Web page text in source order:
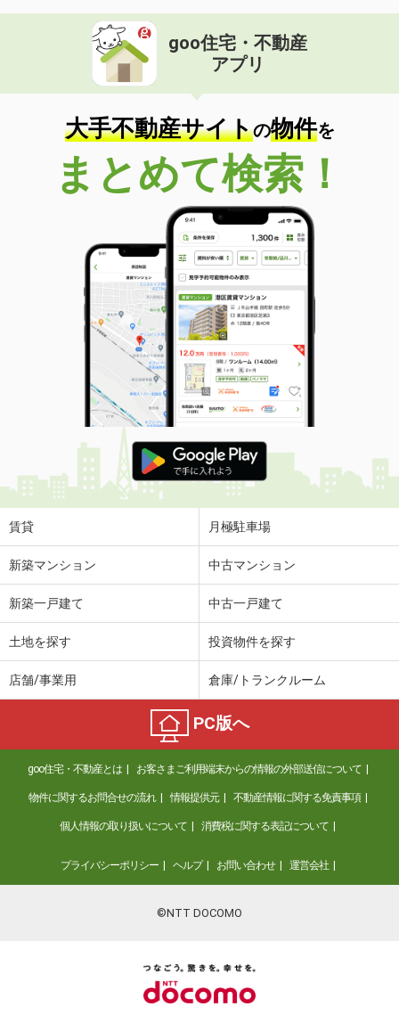
goo住宅・不動産
アプリ
大手不動産サイトの物件を
まとめて検索！
賃貸 月極駐車場
新築マンション 中古マンション
新築一戸建て 中古一戸建て
土地を探す 投資物件を探す
店舗/事業用 倉庫/トランクルーム
PC版へ
goo住宅・不動産とは お客さまご利用端末からの情報の外部送信について
物件に関するお問合せの流れ 情報提供元 不動産情報に関する免責事項
個人情報の取り扱いについて 消費税に関する表記について
プライバシーポリシー ヘルプ お問い合わせ 運営会社
©NTT DOCOMO